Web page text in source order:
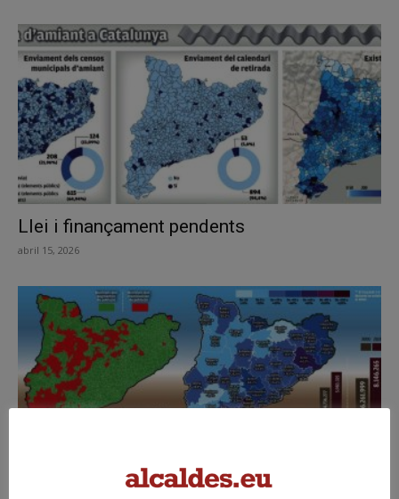
Llei i finançament pendents
abril 15, 2026
Més habitants però no arreu ni igual